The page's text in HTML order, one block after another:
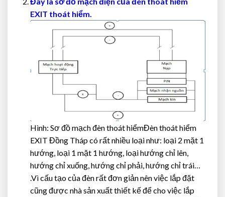
EXIT thoát hiểm.
Hình: Sơ đồ mạch đèn thoát hiểmĐèn thoát hiểm
EXIT Đồng Tháp có rất nhiều loại như: loại 2 mặt 1
hướng, loại 1 mặt 1 hướng, loại hướng chỉ lên,
hướng chỉ xuống, hướng chỉ phải, hướng chỉ trái…
.Vì cấu tạo của đèn rất đơn giản nên việc lắp đặt
cũng được nhà sản xuất thiết kế để cho việc lắp